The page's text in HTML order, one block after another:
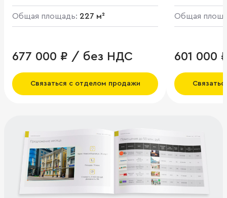
Общая площадь: 227 м²
677 000 ₽ / без НДС
Связаться с отделом продажи
Общая
601 000